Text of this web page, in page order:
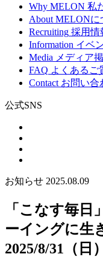
Why MELON 私
About MELONに
Recruiting 採用情
Information イベ
Media メディア
FAQ よくあるご
Contact お問い合
公式SNS
お知らせ 2025.08.09
「こなす毎
ーイングに生
2025/8/31（日